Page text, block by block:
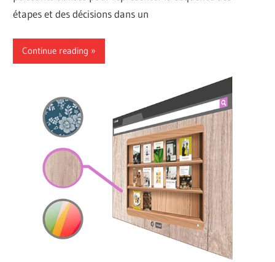
étapes et des décisions dans un
Continue reading